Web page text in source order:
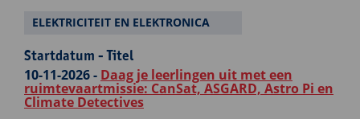
ELEKTRICITEIT EN ELEKTRONICA
Startdatum - Titel
10-11-2026 - Daag je leerlingen uit met een
ruimtevaartmissie: CanSat, ASGARD, Astro Pi en
Climate Detectives